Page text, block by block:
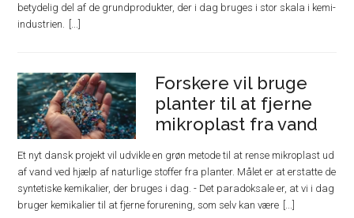
betydelig del af de grundprodukter, der i dag bruges i stor skala i kemi-
industrien.
Forskere vil bruge
planter til at fjerne
mikroplast fra vand
Et nyt dansk projekt vil udvikle en grøn metode til at rense mikroplast ud
af vand ved hjælp af naturlige stoffer fra planter. Målet er at erstatte de
syntetiske kemikalier, der bruges i dag. - Det paradoksale er, at vi i dag
bruger kemikalier til at fjerne forurening, som selv kan være